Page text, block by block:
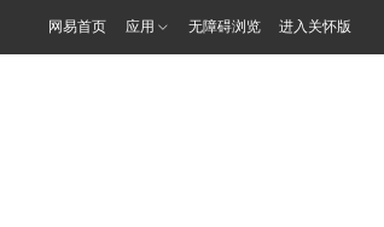
网易首页 应用 无障碍浏览 进入关怀版